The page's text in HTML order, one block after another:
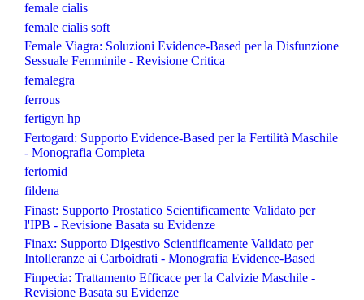
female cialis
female cialis soft
Female Viagra: Soluzioni Evidence-Based per la Disfunzione
Sessuale Femminile - Revisione Critica
femalegra
ferrous
fertigyn hp
Fertogard: Supporto Evidence-Based per la Fertilità Maschile
- Monografia Completa
fertomid
fildena
Finast: Supporto Prostatico Scientificamente Validato per
l'IPB - Revisione Basata su Evidenze
Finax: Supporto Digestivo Scientificamente Validato per
Intolleranze ai Carboidrati - Monografia Evidence-Based
Finpecia: Trattamento Efficace per la Calvizie Maschile -
Revisione Basata su Evidenze